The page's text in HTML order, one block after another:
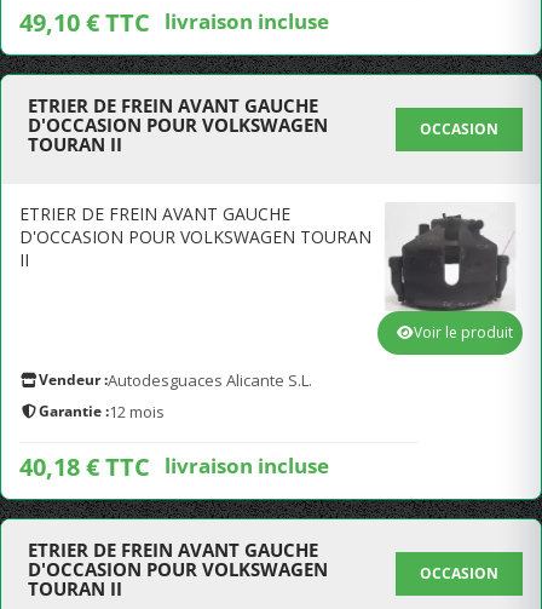
49,10 € TTC livraison incluse
ETRIER DE FREIN AVANT GAUCHE
D'OCCASION POUR VOLKSWAGEN
TOURAN II
OCCASION
ETRIER DE FREIN AVANT GAUCHE
D'OCCASION POUR VOLKSWAGEN TOURAN
II
Vendeur :Autodesguaces Alicante S.L.
Garantie :12 mois
40,18 € TTC livraison incluse
Voir le produit
ETRIER DE FREIN AVANT GAUCHE
D'OCCASION POUR VOLKSWAGEN
TOURAN II
OCCASION